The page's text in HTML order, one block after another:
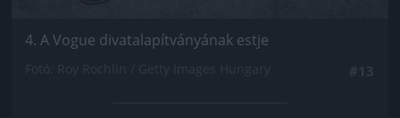
4. A Vogue divatalapítványának estje